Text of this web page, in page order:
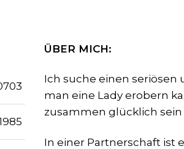
ÜBER MICH:
Ich suche einen seriösen
man eine Lady erobern
zusammen glücklich sein
In einer Partnerschaft ist